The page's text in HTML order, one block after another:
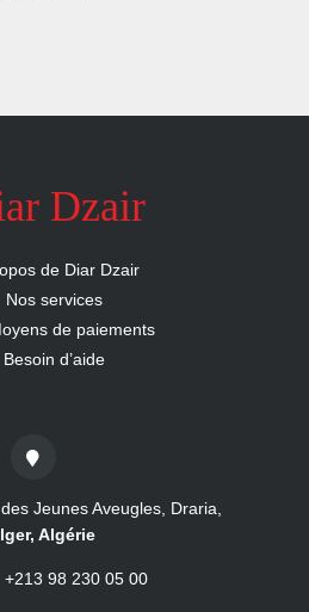
Dzair
de Diar Dzair
Nos services
de paiements
Besoin d’aide
Jeunes Aveugles, Draria,
Algérie
+213 98 230 05 00